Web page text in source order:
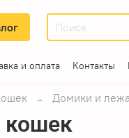
и оплата Контакты
Домики и